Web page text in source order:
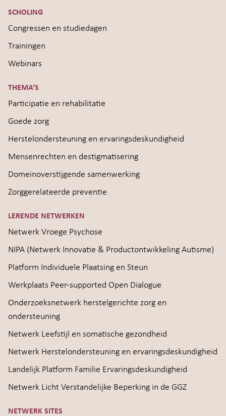
SCHOLING
Congressen en studiedagen
Trainingen
Webinars
THEMA’S
Participatie en rehabilitatie
Goede zorg
Herstelondersteuning en ervaringsdeskundigheid
Mensenrechten en destigmatisering
Domeinoverstijgende samenwerking
Zorggerelateerde preventie
LERENDE NETWERKEN
Netwerk Vroege Psychose
NIPA (Netwerk Innovatie & Productontwikkeling Autisme)
Platform Individuele Plaatsing en Steun
Werkplaats Peer-supported Open Dialogue
Onderzoeksnetwerk herstelgerichte zorg en
ondersteuning
Netwerk Leefstijl en somatische gezondheid
Netwerk Herstelondersteuning en ervaringsdeskundigheid
Landelijk Platform Familie Ervaringsdeskundigheid
Netwerk Licht Verstandelijke Beperking in de GGZ
NETWERK SITES